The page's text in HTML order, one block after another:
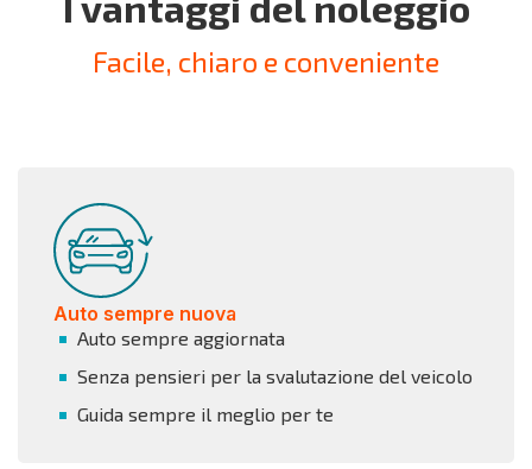
Facile, chiaro e conveniente
Auto sempre nuova
Auto sempre aggiornata
Senza pensieri per la svalutazione del veicolo
Guida sempre il meglio per te